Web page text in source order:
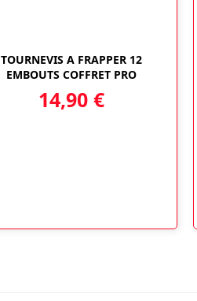
TOURNEVIS A FRAPPER 12
EMBOUTS COFFRET PRO
14,90 €